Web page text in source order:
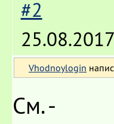
#2
Vhodnoylogin
См. -